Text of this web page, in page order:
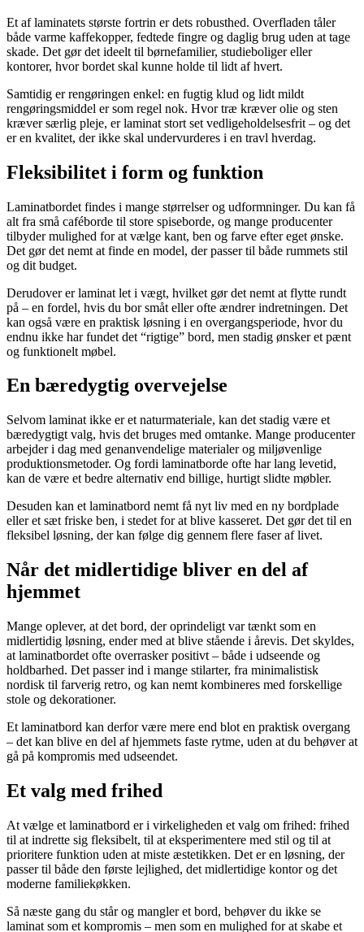
Et af laminatets største fortrin er dets robusthed. Overfladen tåler
både varme kaffekopper, fedtede fingre og daglig brug uden at tage
skade. Det gør det ideelt til børnefamilier, studieboliger eller
kontorer, hvor bordet skal kunne holde til lidt af hvert.
Samtidig er rengøringen enkel: en fugtig klud og lidt mildt
rengøringsmiddel er som regel nok. Hvor træ kræver olie og sten
kræver særlig pleje, er laminat stort set vedligeholdelsesfrit – og det
er en kvalitet, der ikke skal undervurderes i en travl hverdag.
Fleksibilitet i form og funktion
Laminatbordet findes i mange størrelser og udformninger. Du kan få
alt fra små caféborde til store spiseborde, og mange producenter
tilbyder mulighed for at vælge kant, ben og farve efter eget ønske.
Det gør det nemt at finde en model, der passer til både rummets stil
og dit budget.
Derudover er laminat let i vægt, hvilket gør det nemt at flytte rundt
på – en fordel, hvis du bor småt eller ofte ændrer indretningen. Det
kan også være en praktisk løsning i en overgangsperiode, hvor du
endnu ikke har fundet det “rigtige” bord, men stadig ønsker et pænt
og funktionelt møbel.
En bæredygtig overvejelse
Selvom laminat ikke er et naturmateriale, kan det stadig være et
bæredygtigt valg, hvis det bruges med omtanke. Mange producenter
arbejder i dag med genanvendelige materialer og miljøvenlige
produktionsmetoder. Og fordi laminatborde ofte har lang levetid,
kan de være et bedre alternativ end billige, hurtigt slidte møbler.
Desuden kan et laminatbord nemt få nyt liv med en ny bordplade
eller et sæt friske ben, i stedet for at blive kasseret. Det gør det til en
fleksibel løsning, der kan følge dig gennem flere faser af livet.
Når det midlertidige bliver en del af
hjemmet
Mange oplever, at det bord, der oprindeligt var tænkt som en
midlertidig løsning, ender med at blive stående i årevis. Det skyldes,
at laminatbordet ofte overrasker positivt – både i udseende og
holdbarhed. Det passer ind i mange stilarter, fra minimalistisk
nordisk til farverig retro, og kan nemt kombineres med forskellige
stole og dekorationer.
Et laminatbord kan derfor være mere end blot en praktisk overgang
– det kan blive en del af hjemmets faste rytme, uden at du behøver at
gå på kompromis med udseendet.
Et valg med frihed
At vælge et laminatbord er i virkeligheden et valg om frihed: frihed
til at indrette sig fleksibelt, til at eksperimentere med stil og til at
prioritere funktion uden at miste æstetikken. Det er en løsning, der
passer til både den første lejlighed, det midlertidige kontor og det
moderne familiekøkken.
Så næste gang du står og mangler et bord, behøver du ikke se
laminat som et kompromis – men som en mulighed for at skabe et